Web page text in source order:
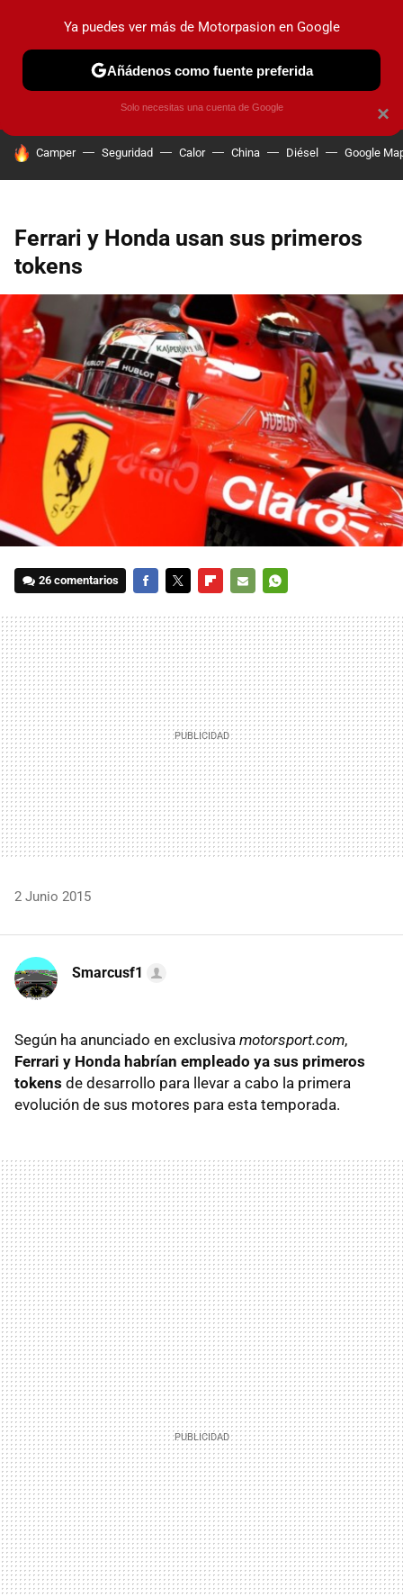
PRUEBAS COCHES ELÉCTRICOS OBSERVATORIO
HOY SE HABLA DE
Camper Seguridad Calor China Diésel Google
Ferrari y Honda usan sus primeros
tokens
26 comentarios
MAIL
2 Junio 2015
Smarcusf1
Según ha anunciado en exclusiva motorsport.com,
Ferrari y Honda habrían empleado ya sus primeros
tokens de desarrollo para llevar a cabo la primera
evolución de sus motores para esta temporada.
×
Ya puedes ver más de Motorpasion en Google
Añádenos como fuente preferida
Solo necesitas una cuenta de Google